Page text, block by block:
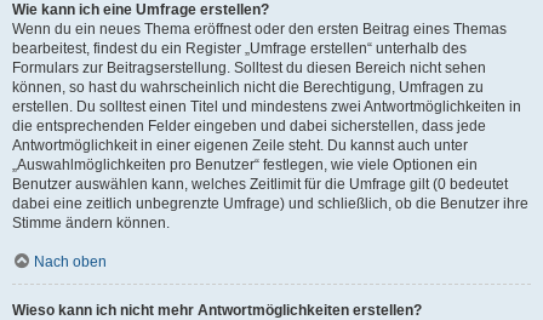
Wie kann ich eine Umfrage erstellen?
Wenn du ein neues Thema eröffnest oder den ersten Beitrag eines Themas
bearbeitest, findest du ein Register „Umfrage erstellen“ unterhalb des
Formulars zur Beitragserstellung. Solltest du diesen Bereich nicht sehen
können, so hast du wahrscheinlich nicht die Berechtigung, Umfragen zu
erstellen. Du solltest einen Titel und mindestens zwei Antwortmöglichkeiten in
die entsprechenden Felder eingeben und dabei sicherstellen, dass jede
Antwortmöglichkeit in einer eigenen Zeile steht. Du kannst auch unter
„Auswahlmöglichkeiten pro Benutzer“ festlegen, wie viele Optionen ein
Benutzer auswählen kann, welches Zeitlimit für die Umfrage gilt (0 bedeutet
dabei eine zeitlich unbegrenzte Umfrage) und schließlich, ob die Benutzer ihre
Stimme ändern können.
Nach oben
Wieso kann ich nicht mehr Antwortmöglichkeiten erstellen?